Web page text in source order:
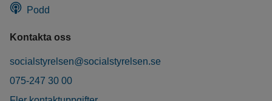
Podd
Kontakta oss
socialstyrelsen@socialstyrelsen.se
075-247 30 00